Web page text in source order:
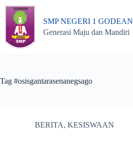
Skip
content
SMP NEGERI 1 GODEAN
Generasi Maju dan Mandiri
Tag #osisgantarasenanegsago
BERITA, KESISWAAN